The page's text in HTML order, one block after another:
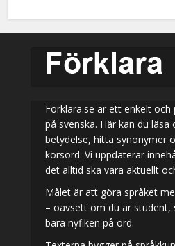
Forklara.se är ett enkelt
på svenska. Här kan du läsa
betydelse, hitta synonymer
korsord. Vi uppdaterar
det alltid ska vara aktuellt
Målet är att göra språket
– oavsett om du är student,
bara nyfiken på ord.